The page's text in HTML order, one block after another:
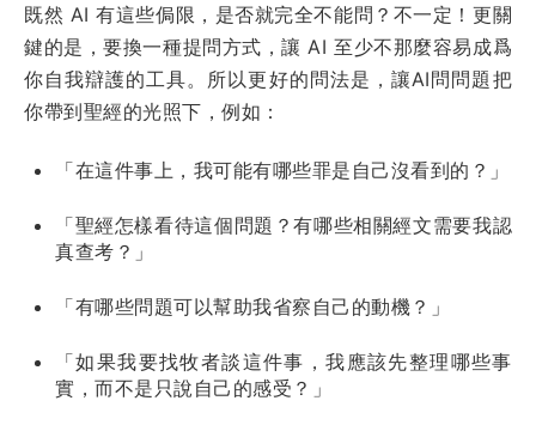
既然 AI 有這些侷限，是否就完全不能問？不一定！更關
鍵的是，要換一種提問方式，讓 AI 至少不那麼容易成爲
你自我辯護的工具。所以更好的問法是，讓AI問問題把
你帶到聖經的光照下，例如：
「在這件事上，我可能有哪些罪是自己沒看到的？」
「聖經怎樣看待這個問題？有哪些相關經文需要我認
真查考？」
「有哪些問題可以幫助我省察自己的動機？」
「如果我要找牧者談這件事，我應該先整理哪些事
實，而不是只說自己的感受？」